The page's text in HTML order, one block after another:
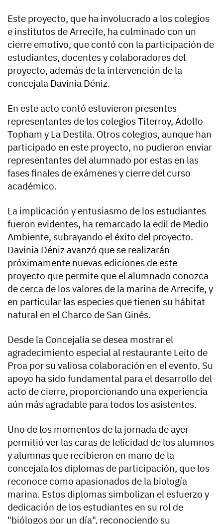
Este proyecto, que ha involucrado a los colegios
e institutos de Arrecife, ha culminado con un
cierre emotivo, que contó con la participación de
estudiantes, docentes y colaboradores del
proyecto, además de la intervención de la
concejala Davinia Déniz.
En este acto contó estuvieron presentes
representantes de los colegios Titerroy, Adolfo
Topham y La Destila. Otros colegios, aunque han
participado en este proyecto, no pudieron enviar
representantes del alumnado por estas en las
fases finales de exámenes y cierre del curso
académico.
La implicación y entusiasmo de los estudiantes
fueron evidentes, ha remarcado la edil de Medio
Ambiente, subrayando el éxito del proyecto.
Davinia Déniz avanzó que se realizarán
próximamente nuevas ediciones de este
proyecto que permite que el alumnado conozca
de cerca de los valores de la marina de Arrecife, y
en particular las especies que tienen su hábitat
natural en el Charco de San Ginés.
Desde la Concejalía se desea mostrar el
agradecimiento especial al restaurante Leito de
Proa por su valiosa colaboración en el evento. Su
apoyo ha sido fundamental para el desarrollo del
acto de cierre, proporcionando una experiencia
aún más agradable para todos los asistentes.
Uno de los momentos de la jornada de ayer
permitió ver las caras de felicidad de los alumnos
y alumnas que recibieron en mano de la
concejala los diplomas de participación, que los
reconoce como apasionados de la biología
marina. Estos diplomas simbolizan el esfuerzo y
dedicación de los estudiantes en su rol de
"biólogos por un día", reconociendo su